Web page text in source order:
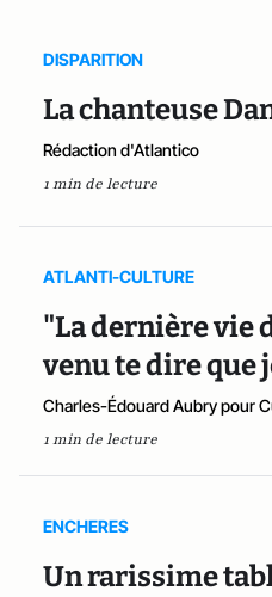
DISPARITION
La chanteuse
Rédaction d'Atlantico
1 min de lecture
ATLANTI-CULTURE
"La dernière vie
venu te dire que
Charles-Édouard Aubry pour
1 min de lecture
ENCHERES
Un rarissime